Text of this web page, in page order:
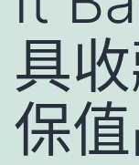
具
保